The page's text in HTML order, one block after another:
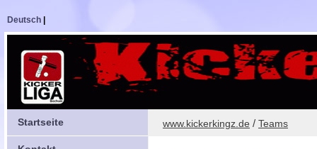
Deutsch
Startseite www.kickerkingz.de / Teams